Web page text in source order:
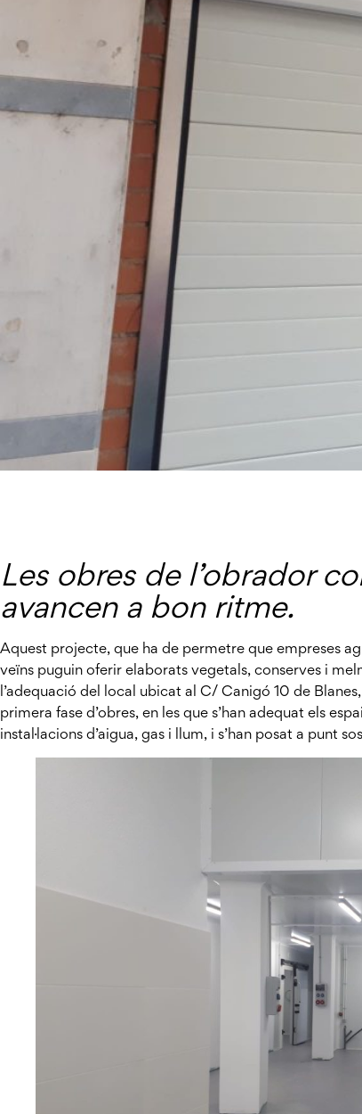
Les obres de l’obrador
avancen a bon ritme.
Aquest projecte, que ha de permetre que empreses
veïns puguin oferir elaborats vegetals, conserves i
l’adequació del local ubicat al C/ Canigó 10 de
primera fase d’obres, en les que s’han adequat els
instal·lacions d’aigua, gas i llum, i s’han posat a punt